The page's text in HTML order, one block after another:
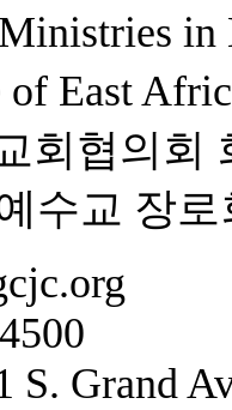
of East
회협의회
수교 장
S. Grand